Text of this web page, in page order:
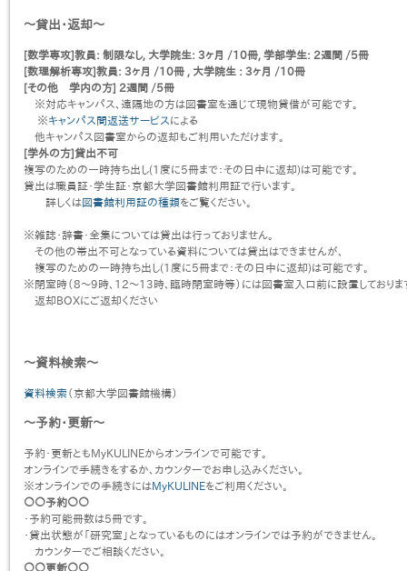
〜貸出・返却〜
[数学専攻]教員: 制限なし, 大学院生: 3ヶ月 /10冊, 学部学生: 2週間 /5冊
[数理解析専攻]教員: 3ヶ月 /10冊 , 大学院生 : 3ヶ月 /10冊
[その他 学内の方] 2週間 /5冊
※対応キャンパス、遠隔地の方は図書室を通じて現物貸借が可能です。
※キャンパス間返送サービス による
他キャンパス図書室からの返却もご利用いただけます。
[学外の方]貸出不可
複写のための一時持ち出し(1度に5冊まで：その日中に返却)は可能です。
貸出は職員証・学生証・京都大学図書館利用証で行います。
詳しくは図書館利用証の種類をご覧ください。
※雑誌・辞書・全集については貸出は行っておりません。
その他の帯出不可となっている資料については貸出はできませんが、
複写のための一時持ち出し(1度に5冊まで：その日中に返却)は可能です。
※閉室時（8〜9時、12〜13時、臨時閉室時等）には図書室入口前に設置しておりま
返却BOXにご返却ください
〜資料検索〜
資料検索（京都大学図書館機構）
〜予約・更新〜
予約・更新ともMyKULINEからオンラインで可能です。
オンラインで手続きをするか、カウンターでお申し込みください。
※オンラインでの手続きにはMyKULINEをご利用ください。
○○予約○○
・予約可能冊数は5冊です。
・貸出状態が「研究室」となっているものにはオンラインでは予約ができません。
カウンターでご相談ください。
○○更新○○